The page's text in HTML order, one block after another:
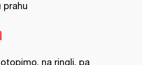
prahu
na ringli, pa